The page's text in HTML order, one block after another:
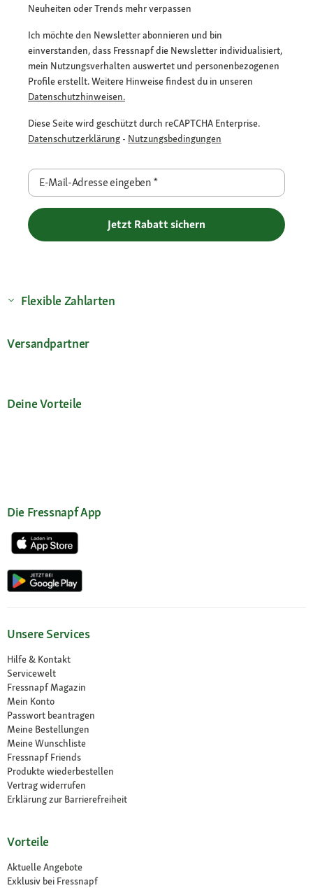
Neuheiten oder Trends mehr verpassen
Ich möchte den Newsletter abonnieren und bin
einverstanden, dass Fressnapf die Newsletter individualisiert,
mein Nutzungsverhalten auswertet und personenbezogenen
Profile erstellt. Weitere Hinweise findest du in unseren
Datenschutzhinweisen.
Diese Seite wird geschützt durch reCAPTCHA Enterprise.
Datenschutzerklärung - Nutzungsbedingungen
E-Mail-Adresse eingeben*
Jetzt Rabatt sichern
Flexible Zahlarten
Versandpartner
Deine Vorteile
Die Fressnapf App
Unsere Services
Hilfe & Kontakt
Servicewelt
Fressnapf Magazin
Mein Konto
Passwort beantragen
Meine Bestellungen
Meine Wunschliste
Fressnapf Friends
Produkte wiederbestellen
Vertrag widerrufen
Erklärung zur Barrierefreiheit
Vorteile
Aktuelle Angebote
Exklusiv bei Fressnapf